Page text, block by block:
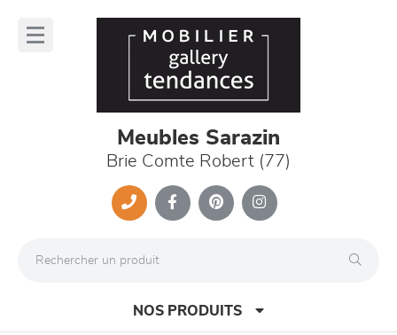
Meubles Sarazin
Brie Comte Robert (77)
NOS PRODUITS